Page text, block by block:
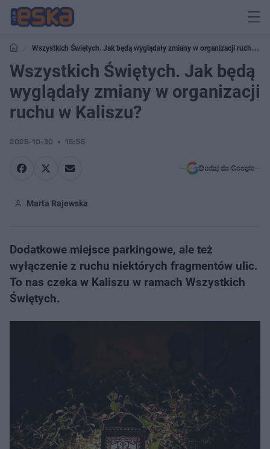
Wszystkich Świętych. Jak będą wyglądały zmiany w organizacji ruchu w
Kaliszu?
Wszystkich Świętych. Jak będą
wyglądały zmiany w organizacji
ruchu w Kaliszu?
2025-10-30 15:55
Dodaj do Google
Marta Rajewska
Dodatkowe miejsce parkingowe, ale też
wyłączenie z ruchu niektórych fragmentów ulic.
To nas czeka w Kaliszu w ramach Wszystkich
Świętych.